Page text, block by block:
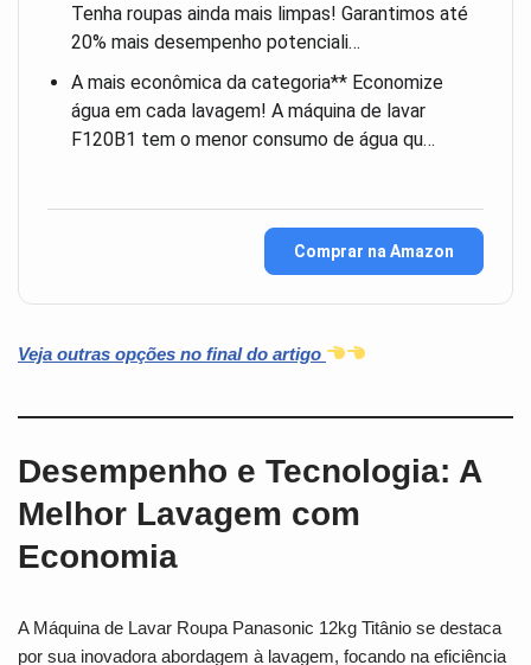
Tenha roupas ainda mais limpas! Garantimos até
20% mais desempenho potenciali…
A mais econômica da categoria** Economize
água em cada lavagem! A máquina de lavar
F120B1 tem o menor consumo de água qu…
Comprar na Amazon
Veja outras opções no final do artigo
Desempenho e Tecnologia: A
Melhor Lavagem com
Economia
A Máquina de Lavar Roupa Panasonic 12kg Titânio se destaca
por sua inovadora abordagem à lavagem, focando na eficiência